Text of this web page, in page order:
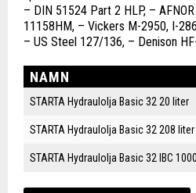
– DIN 51524 Part 2 HLP, –
11158HM, – Vickers M-2950, I-
– US Steel 127/136, – Denison
NAMN
STARTA Hydraulolja Basic 32 20 liter
STARTA Hydraulolja Basic 32 208 liter
STARTA Hydraulolja Basic 32 IBC